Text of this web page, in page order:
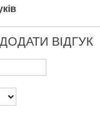
ДОДАТИ ВІДГУК